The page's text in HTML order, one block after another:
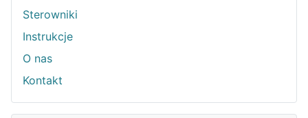
Sterowniki
Instrukcje
O nas
Kontakt